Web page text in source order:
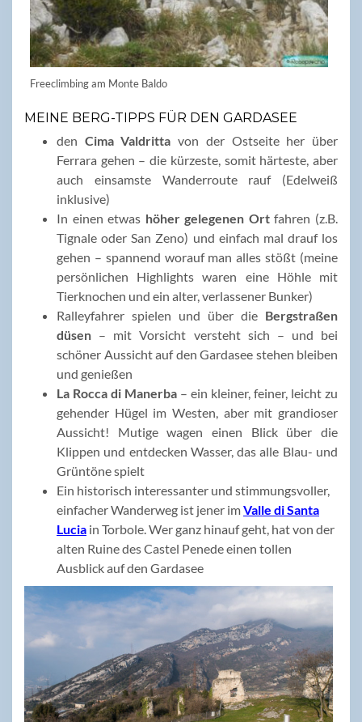
Freeclimbing am Monte Baldo
MEINE BERG-TIPPS FÜR DEN GARDASEE
den Cima Valdritta von der Ostseite her über
Ferrara gehen – die kürzeste, somit härteste, aber
auch einsamste Wanderroute rauf (Edelweiß
inklusive)
In einen etwas höher gelegenen Ortfahren (z.B.
Tignale oder San Zeno) und einfach mal drauf los
gehen – spannend worauf man alles stößt (meine
persönlichen Highlights waren eine Höhle mit
Tierknochen und ein alter, verlassener Bunker)
Ralleyfahrer spielen und über die Bergstraßen
düsen – mit Vorsicht versteht sich – und bei
schöner Aussicht auf den Gardasee stehen bleiben
und genießen
La Rocca di Manerba – ein kleiner, feiner, leicht zu
gehender Hügel im Westen, aber mit grandioser
Aussicht! Mutige wagen einen Blick über die
Klippen und entdecken Wasser, das alle Blau- und
Grüntöne spielt
Ein historisch interessanter und stimmungsvoller,
einfacher Wanderweg ist jener imValle di Santa
Lucia in Torbole. Wer ganz hinauf geht, hat von der
alten Ruine des Castel Penede einen tollen
Ausblick auf den Gardasee